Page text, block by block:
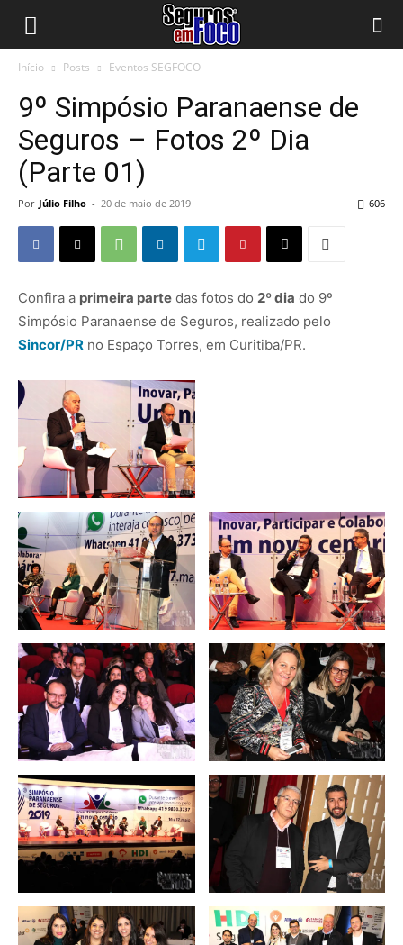
Início Posts Eventos SEGFOCO
9º Simpósio Paranaense de
Seguros – Fotos 2º Dia
(Parte 01)
Por Júlio Filho - 20 de maio de 2019 606
Confira a primeira parte das fotos do 2º dia do 9º
Simpósio Paranaense de Seguros, realizado pelo
Sincor/PR no Espaço Torres, em Curitiba/PR.